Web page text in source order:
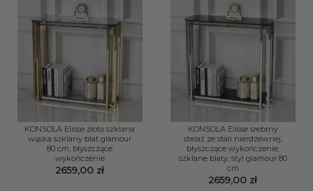
KONSOLA Elisse złoto szklana
wąska szklany blat glamour
80 cm, błyszczące
wykończenie
2659,00 zł
KONSOLA Elisse srebrny
stelaż ze stali nierdzewnej,
błyszczące wykończenie,
szklane blaty, styl glamour 80
cm
2659,00 zł